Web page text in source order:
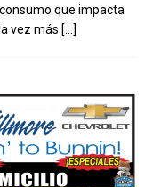
que impacta
vez más […]